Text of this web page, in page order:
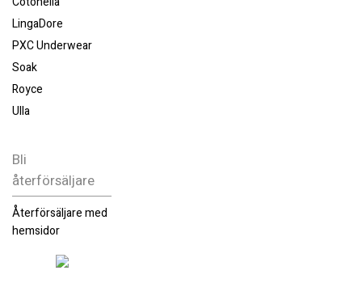
LingaDore
PXC Underwear
Soak
Royce
Ulla
Bli
återförsäljare
Återförsäljare med
hemsidor